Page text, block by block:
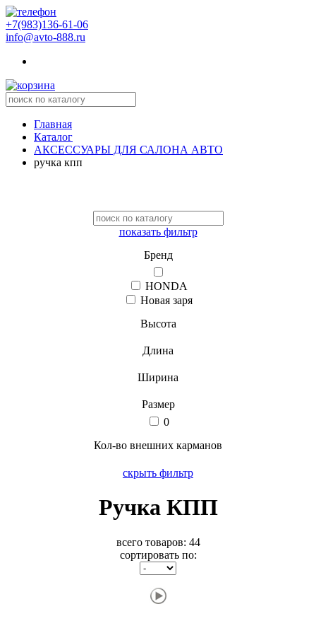
+7(983)136-61-06
info@avto-888.ru
Главная
Каталог
АКСЕССУАРЫ ДЛЯ САЛОНА АВТО
ручка кпп
показать фильтр
Бренд
HONDA
Новая заря
Высота
Длина
Ширина
Размер
0
Кол-во внешних карманов
скрыть фильтр
Ручка КПП
всего товаров: 44
сортировать по: